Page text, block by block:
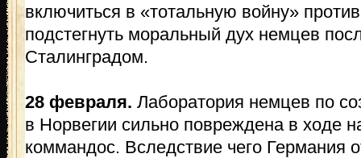
включиться в «тотальную войну»
подстегнуть моральный дух немцев
Сталинградом.
28 февраля. Лаборатория немцев по
в Норвегии сильно повреждена в ходе
коммандос. Вследствие чего Германия